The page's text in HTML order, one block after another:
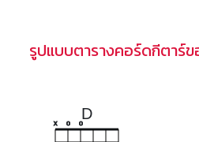
รูปแบบตารางคอร์ดกีตาร์
D
x o o